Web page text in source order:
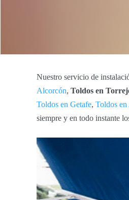
Nuestro servicio de
Alcorcón, Toldos en
Toldos en Getafe, Toldos
siempre y en todo instante